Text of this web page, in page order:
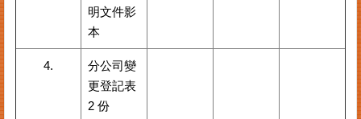
明文件影
本
4.
分公司變
更登記表
2 份